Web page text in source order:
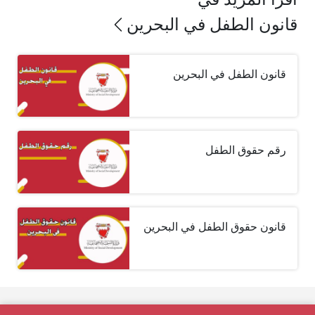
قانون الطفل في البحرين
قانون الطفل في البحرين
رقم حقوق الطفل
قانون حقوق الطفل في البحرين